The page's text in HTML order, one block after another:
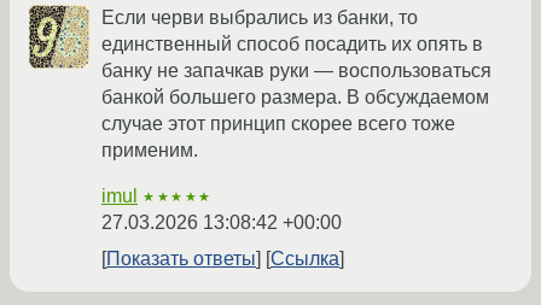
Если черви выбрались из банки, то
единственный способ посадить их опять в
банку не запачкав руки — воспользоваться
банкой большего размера. В обсуждаемом
случае этот принцип скорее всего тоже
применим.
imul ★★★★★
27.03.2026 13:08:42 +00:00
Показать ответы
Ссылка